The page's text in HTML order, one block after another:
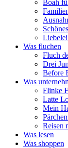
Boah
Was fluchen
Fluch
Drei
Before
Was
Flinke
Latte
Mein
Reisen
Was lesen
Was shoppen